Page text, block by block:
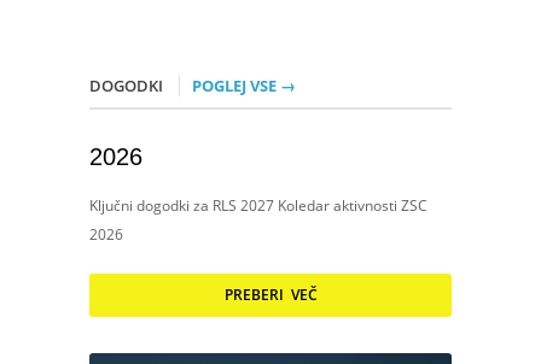
DOGODKI POGLEJ VSE →
2026
Ključni dogodki za RLS 2027 Koledar aktivnosti ZSC
2026
PREBERI VEČ